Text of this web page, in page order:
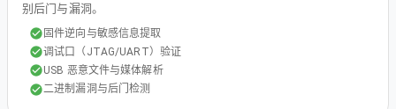
别后门与漏洞。
固件逆向与敏感信息提取
调试口（JTAG/UART）验证
USB 恶意文件与媒体解析
二进制漏洞与后门检测